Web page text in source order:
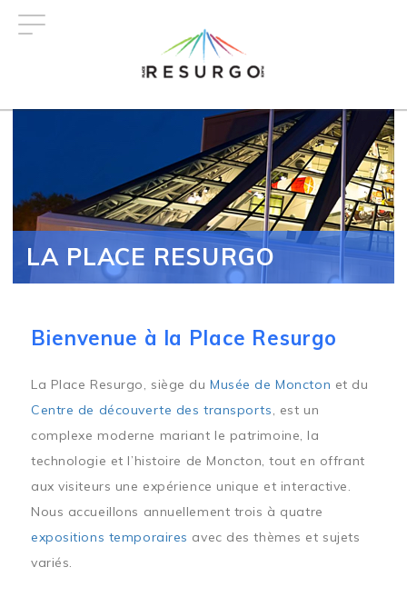
LA PLACE RESURGO
Bienvenue à la Place Resurgo
La Place Resurgo, siège duMusée de Moncton et du
Centre de découverte des transports, est un
complexe moderne mariant le patrimoine, la
technologie et l’histoire de Moncton, tout en offrant
aux visiteurs une expérience unique et interactive.
Nous accueillons annuellement trois à quatre
expositions temporaires avec des thèmes et sujets
variés.